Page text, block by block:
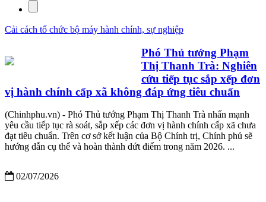
Cải cách tổ chức bộ máy hành chính, sự nghiệp
Phó Thủ tướng Phạm
Thị Thanh Trà: Nghiên
cứu tiếp tục sắp xếp đơn
vị hành chính cấp xã không đáp ứng tiêu chuẩn
(Chinhphu.vn) - Phó Thủ tướng Phạm Thị Thanh Trà nhấn mạnh
yêu cầu tiếp tục rà soát, sắp xếp các đơn vị hành chính cấp xã chưa
đạt tiêu chuẩn. Trên cơ sở kết luận của Bộ Chính trị, Chính phủ sẽ
hướng dẫn cụ thể và hoàn thành dứt điểm trong năm 2026. ...
02/07/2026